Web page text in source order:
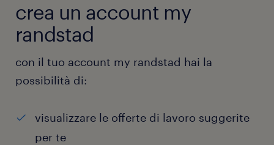
crea un account my
randstad
con il tuo account my randstad hai la
possibilità di:
visualizzare le offerte di lavoro suggerite
per te